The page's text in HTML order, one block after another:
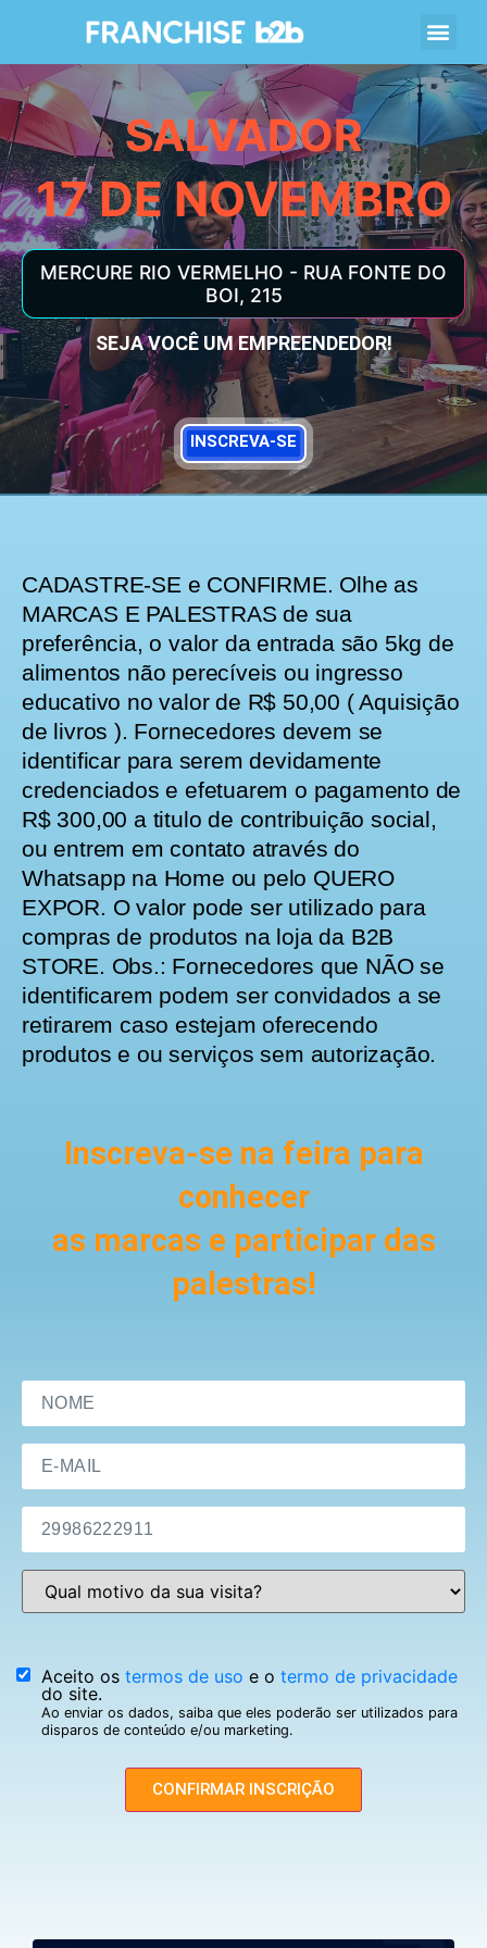
SALVADOR
17 DE NOVEMBRO
MERCURE RIO VERMELHO - RUA FONTE DO
BOI, 215
SEJA VOCÊ UM EMPREENDEDOR!
INSCREVA-SE
CADASTRE-SE e CONFIRME. Olhe as
MARCAS E PALESTRAS de sua
preferência, o valor da entrada são 5kg de
alimentos não perecíveis ou ingresso
educativo no valor de R$ 50,00 ( Aquisição
de livros ). Fornecedores devem se
identificar para serem devidamente
credenciados e efetuarem o pagamento de
R$ 300,00 a titulo de contribuição social,
ou entrem em contato através do
Whatsapp na Home ou pelo QUERO
EXPOR. O valor pode ser utilizado para
compras de produtos na loja da B2B
STORE. Obs.: Fornecedores que NÃO se
identificarem podem ser convidados a se
retirarem caso estejam oferecendo
produtos e ou serviços sem autorização.
Inscreva-se na feira para
conhecer
as marcas e participar das
palestras!
Aceito os termos de uso e o termo de privacidade
do site.
Ao enviar os dados, saiba que eles poderão ser utilizados para
disparos de conteúdo e/ou marketing.
CONFIRMAR INSCRIÇÃO